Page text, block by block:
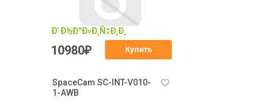
10980₽ Купить
SpaceCam SC-INT-V010-
1-AWB